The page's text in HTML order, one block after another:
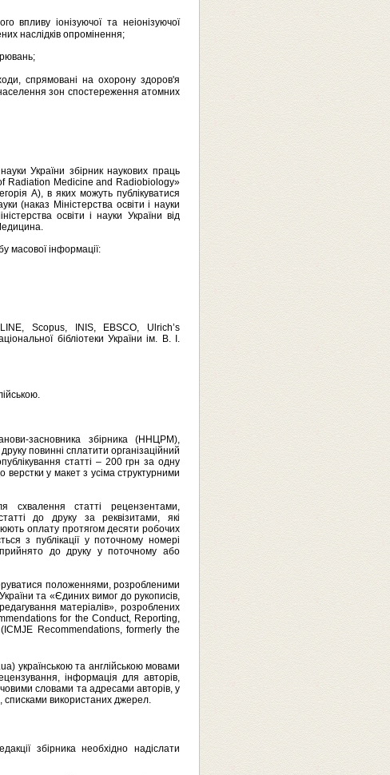
впливу іонізуючої та неіонізуючої
наслідків опромінення;
спрямовані на охорону здоров'я
зон спостереження атомних
України збірник наукових праць
of Radiation Medicine and Radiobiology»
А), в яких можуть публікуватися
(наказ Міністерства освіти і науки
освіти і науки України від
масової інформації:
Scopus, INIS, EBSCO, Ulrich’s
бібліотеки України ім. В. І.
засновника збірника (ННЦРМ),
повинні сплатити організаційний
статті – 200 грн за одну
верстки у макет з усіма структурними
схвалення статті рецензентами,
до друку
за реквізитами, які
оплату протягом десяти робочих
з публікації у поточному номері
до друку у поточному або
положеннями, розробленими
та «Єдиних вимог до рукописів,
матеріалів», розроблених
for the Conduct, Reporting,
Recommendations, formerly the
українською та англійською мовами
інформація для авторів,
словами та адресами авторів, у
списками використаних джерел.
збірника необхідно надіслати